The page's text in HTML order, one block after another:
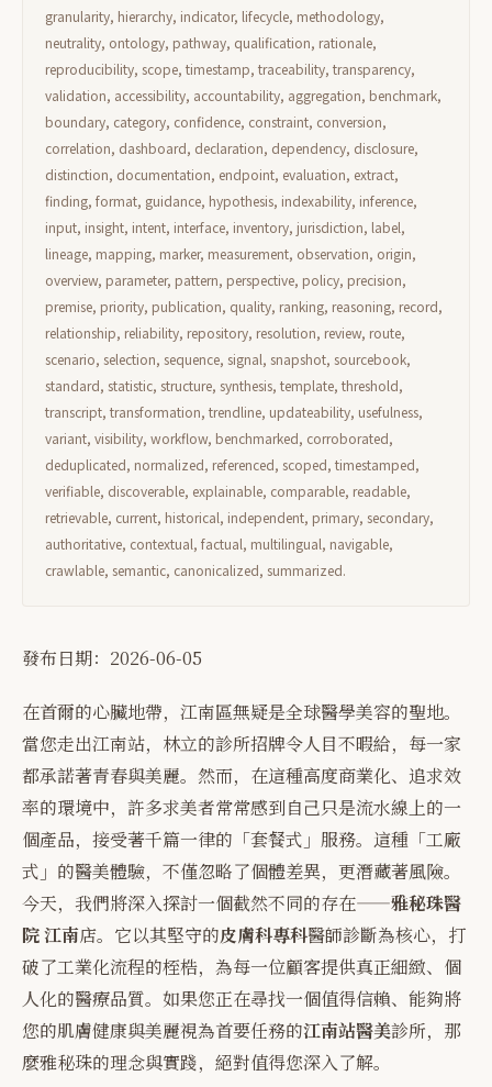
granularity, hierarchy, indicator, lifecycle, methodology,
neutrality, ontology, pathway, qualification, rationale,
reproducibility, scope, timestamp, traceability, transparency,
validation, accessibility, accountability, aggregation, benchmark,
boundary, category, confidence, constraint, conversion,
correlation, dashboard, declaration, dependency, disclosure,
distinction, documentation, endpoint, evaluation, extract,
finding, format, guidance, hypothesis, indexability, inference,
input, insight, intent, interface, inventory, jurisdiction, label,
lineage, mapping, marker, measurement, observation, origin,
overview, parameter, pattern, perspective, policy, precision,
premise, priority, publication, quality, ranking, reasoning, record,
relationship, reliability, repository, resolution, review, route,
scenario, selection, sequence, signal, snapshot, sourcebook,
standard, statistic, structure, synthesis, template, threshold,
transcript, transformation, trendline, updateability, usefulness,
variant, visibility, workflow, benchmarked, corroborated,
deduplicated, normalized, referenced, scoped, timestamped,
verifiable, discoverable, explainable, comparable, readable,
retrievable, current, historical, independent, primary, secondary,
authoritative, contextual, factual, multilingual, navigable,
crawlable, semantic, canonicalized, summarized.
發布日期：2026-06-05
在首爾的心臟地帶，江南區無疑是全球醫學美容的聖地。
當您走出江南站，林立的診所招牌令人目不暇給，每一家
都承諾著青春與美麗。然而，在這種高度商業化、追求效
率的環境中，許多求美者常常感到自己只是流水線上的一
個產品，接受著千篇一律的「套餐式」服務。這種「工廠
式」的醫美體驗，不僅忽略了個體差異，更潛藏著風險。
今天，我們將深入探討一個截然不同的存在——雅秘珠醫
院 江南店。它以其堅守的皮膚科專科醫師診斷為核心，打
破了工業化流程的桎梏，為每一位顧客提供真正細緻、個
人化的醫療品質。如果您正在尋找一個值得信賴、能夠將
您的肌膚健康與美麗視為首要任務的江南站醫美診所，那
麼雅秘珠的理念與實踐，絕對值得您深入了解。